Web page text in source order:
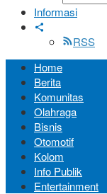
Informasi
RSS
Home
Berita
Komunitas
Olahraga
Bisnis
Otomotif
Kolom
Info Publik
Entertainment